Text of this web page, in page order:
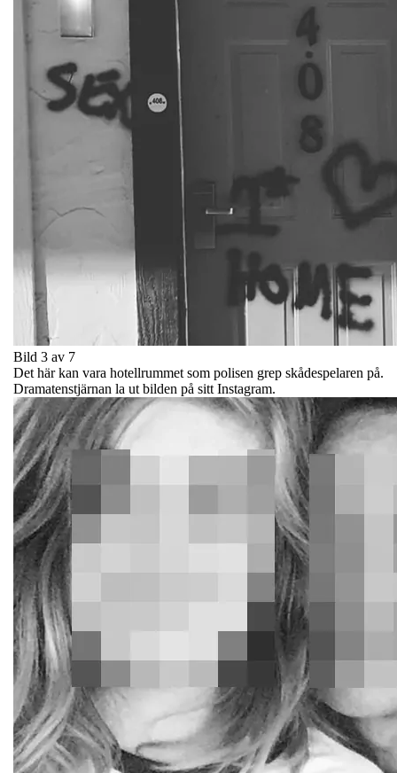
Bild 3 av 7
Det här kan vara hotellrummet som polisen grep skådespelaren på.
Dramatenstjärnan la ut bilden på sitt Instagram.